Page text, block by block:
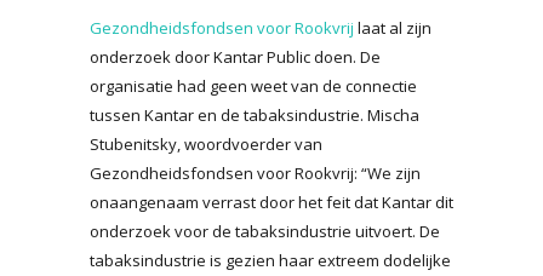
Gezondheidsfondsen voor Rookvrij laat al zijn
onderzoek door Kantar Public doen. De
organisatie had geen weet van de connectie
tussen Kantar en de tabaksindustrie. Mischa
Stubenitsky, woordvoerder van
Gezondheidsfondsen voor Rookvrij: “We zijn
onaangenaam verrast door het feit dat Kantar dit
onderzoek voor de tabaksindustrie uitvoert. De
tabaksindustrie is gezien haar extreem dodelijke